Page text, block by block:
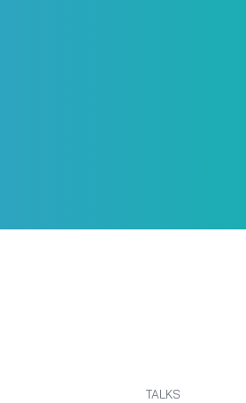
TALKS